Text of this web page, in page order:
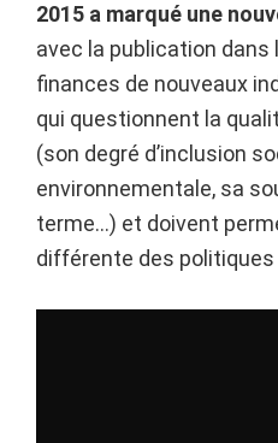
2015 a marqué une
avec la publication dans
finances de nouveaux
qui questionnent la
(son degré d’inclusion
environnementale, sa
terme…) et doivent
différente des politiques